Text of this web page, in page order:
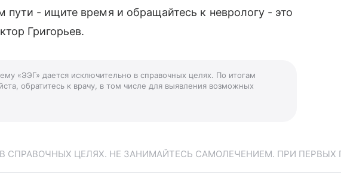
- ищите время и обращайтесь к неврологу - это
Григорьев.
«ЭЭГ» дается исключительно в справочных целях. По итогам
обратитесь к врачу, в том числе для выявления возможных
СПРАВОЧНЫХ ЦЕЛЯХ. НЕ ЗАНИМАЙТЕСЬ САМОЛЕЧЕНИЕМ. ПРИ ПЕРВЫХ